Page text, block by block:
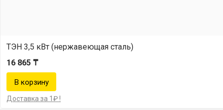
ТЭН 3,5 кВт (нержавеющая сталь)
16 865 ₸
Доставка за 1₽ !